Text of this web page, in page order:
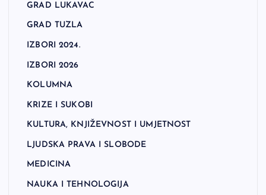
GRAD LUKAVAC
GRAD TUZLA
IZBORI 2024.
IZBORI 2026
KOLUMNA
KRIZE I SUKOBI
KULTURA, KNJIŽEVNOST I UMJETNOST
LJUDSKA PRAVA I SLOBODE
MEDICINA
NAUKA I TEHNOLOGIJA